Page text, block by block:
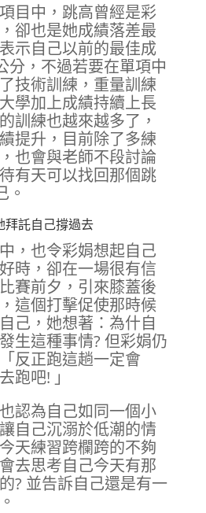
目中，跳高曾經是彩
卻也是她成績落差最
示自己以前的最佳成
分，不過若要在單項中
技術訓練，重量訓練
學加上成績持續上長
訓練也越來越多了，
提升，目前除了多練
也會與老師不段討論
有天可以找回那個跳
。
拜託自己撐過去
，也令彩娟想起自己
時，卻在一場很有信
賽前夕，引來膝蓋後
這個打擊促使那時候
己，她想著：為什自
生這種事情? 但彩娟仍
反正跑這趟一定會
跑吧! 」
認為自己如同一個小
自己沉溺於低潮的情
天練習跨欄跨的不夠
去思考自己今天有那
? 並告訴自己還是有一